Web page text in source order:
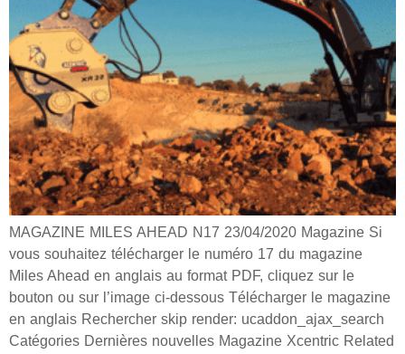
MAGAZINE MILES AHEAD N17 23/04/2020 Magazine Si
vous souhaitez télécharger le numéro 17 du magazine
Miles Ahead en anglais au format PDF, cliquez sur le
bouton ou sur l’image ci-dessous Télécharger le magazine
en anglais Rechercher skip render: ucaddon_ajax_search
Catégories Dernières nouvelles Magazine Xcentric Related